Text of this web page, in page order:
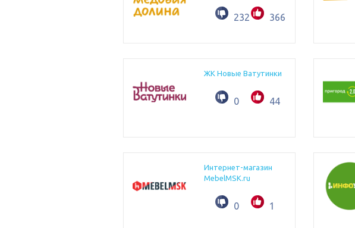
232 366
ЖК Новые Ватутинки
0 44
Интернет-магазин
MebelMSK.ru
0 1